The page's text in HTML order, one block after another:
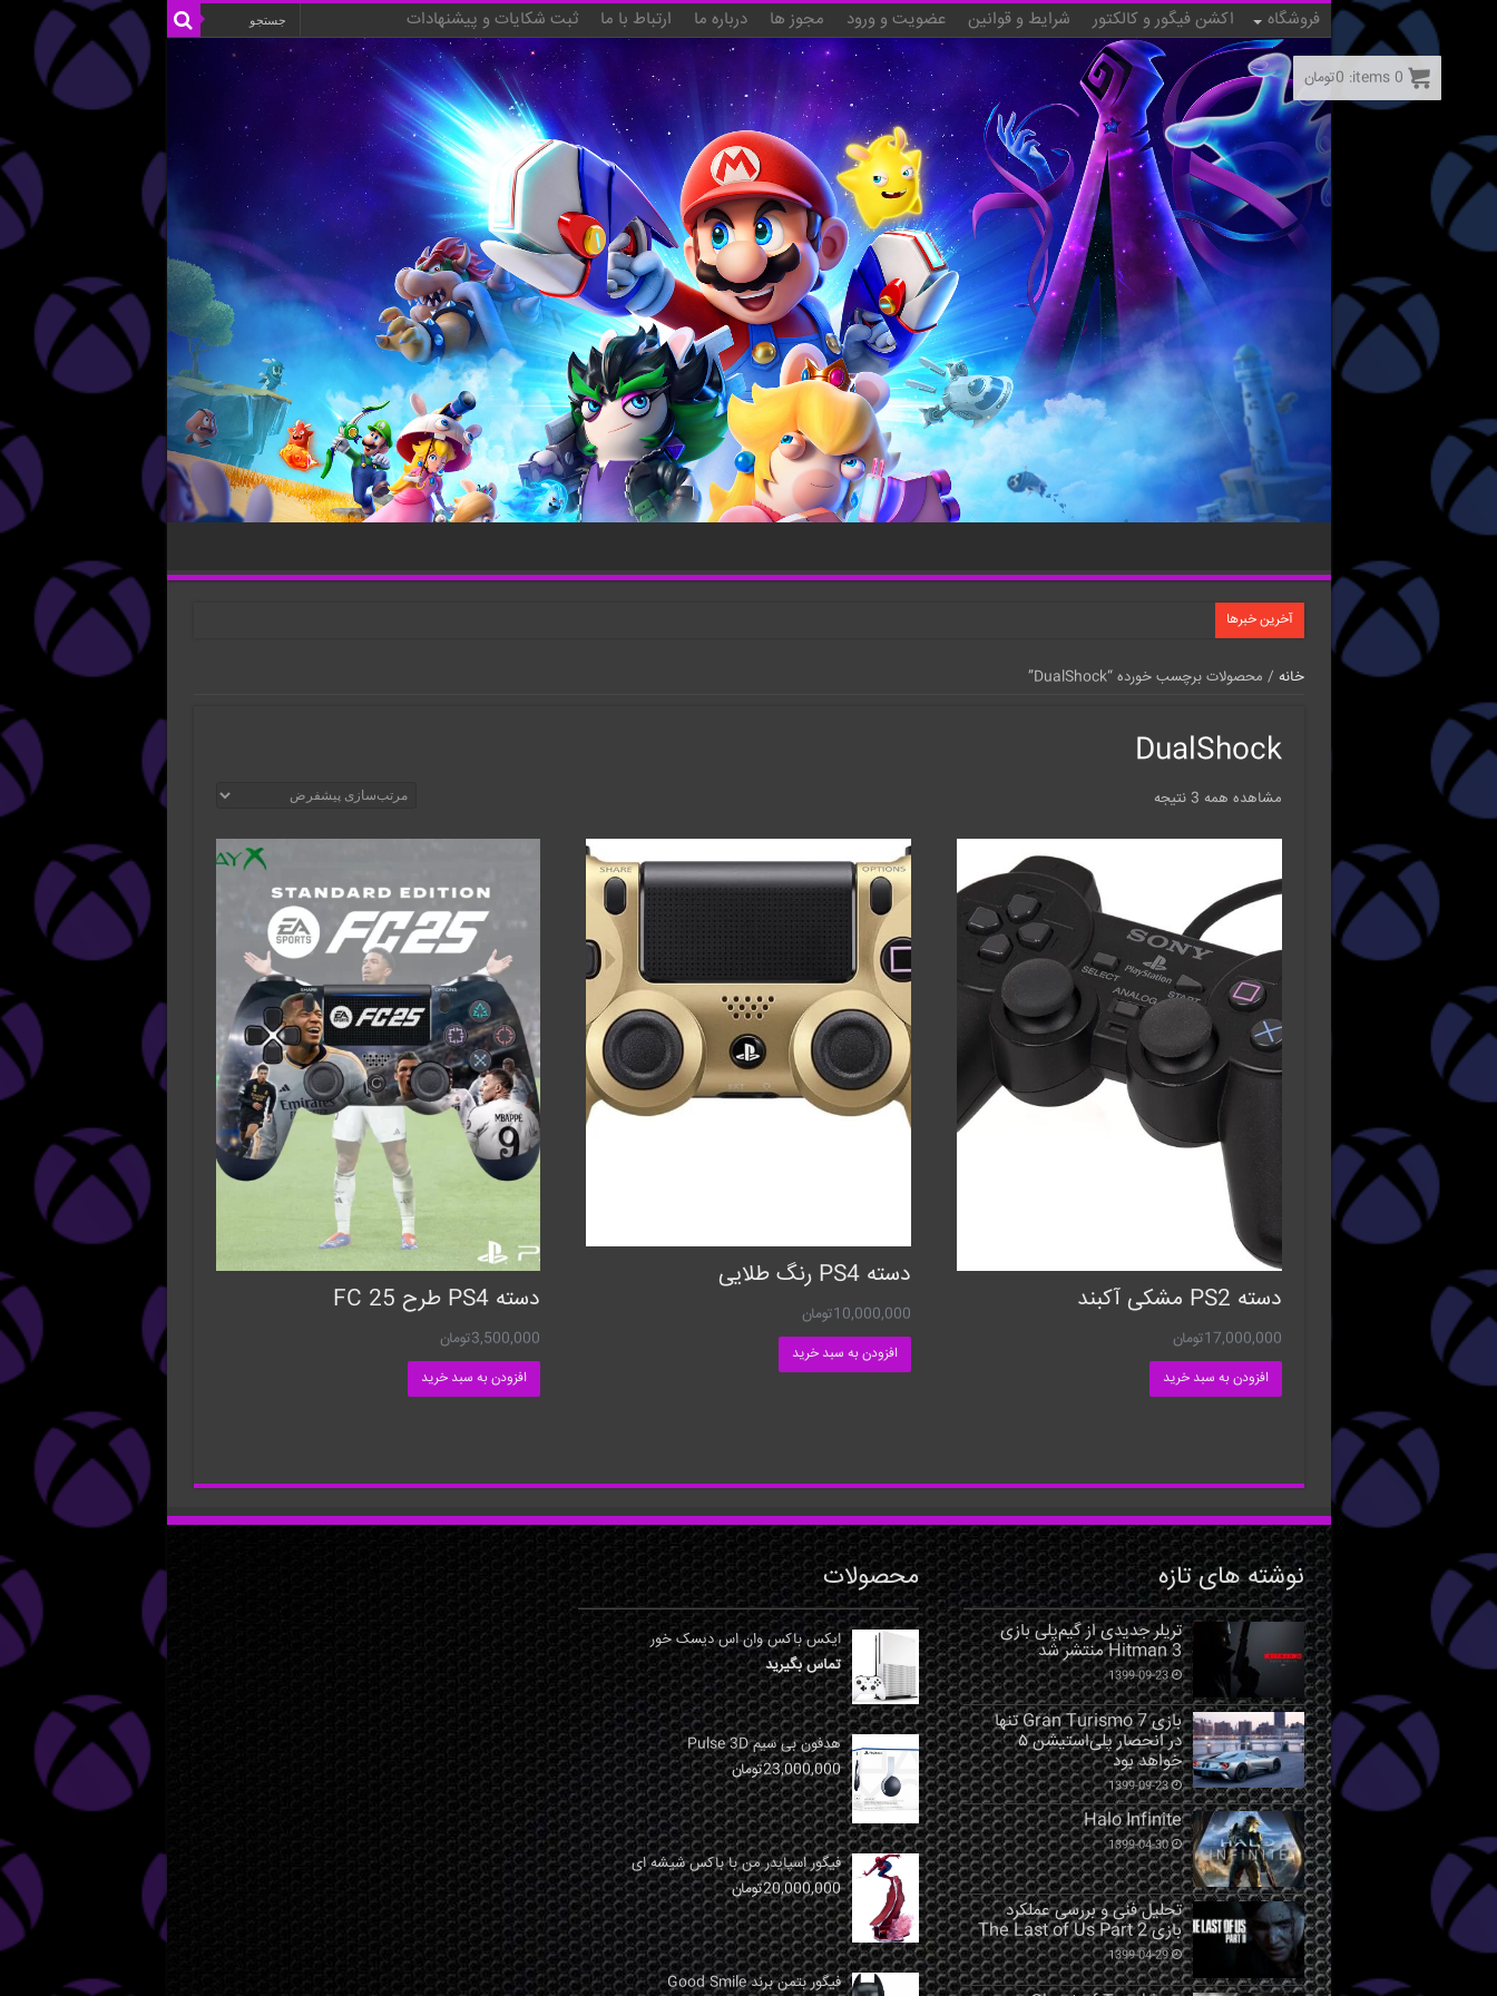
فروشگاه اکشن فیگور و کالکتور شرایط و قوانین عضویت و ورود مجوز ها درباره ما ارتباط با ما ثبت شکایات و پیشنهادات
آخرین خبرها
خانه / محصولات برچسب خورده “DualShock”
DualShock
مشاهده همه 3 نتیجه
دسته PS2 مشکی آکبند
17,000,000تومان
افزودن به سبد خرید
دسته PS4 رنگ طلایی
10,000,000تومان
افزودن به سبد خرید
دسته PS4 طرح FC 25
3,500,000تومان
افزودن به سبد خرید
نوشته های تازه
تریلر جدیدی از گیم‌پلی بازی
Hitman 3 منتشر شد
1399-09-23
بازی Gran Turismo 7 تنها
در انحصار پلی‌استیشن ۵
خواهد بود
1399-09-23
Halo Infinite
1399-04-30
تحلیل فنی و بررسی عملکرد
بازی The Last of Us Part 2
1399-04-29
محصولات
ایکس باکس وان اس دیسک خور
تماس بگیرید
هدفون بی سیم Pulse 3D
23,000,000تومان
فیگور اسپایدر من با باکس شیشه ای
20,000,000تومان
فیگور بتمن برند Good Smile
0
items:
0تومان